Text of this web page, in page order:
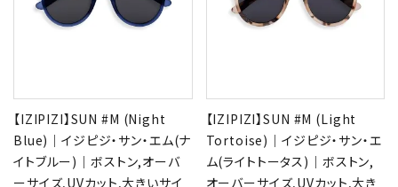
【IZIPIZI】SUN #M (Night
Blue)｜イジピジ・サン・エム(ナ
イトブルー)｜ボストン,オーバ
ーサイズ,UVカット,大きいサイ
【IZIPIZI】SUN #M (Light
Tortoise)｜イジピジ・サン・エ
ム(ライトトータス)｜ボストン,
オーバーサイズ,UVカット,大き